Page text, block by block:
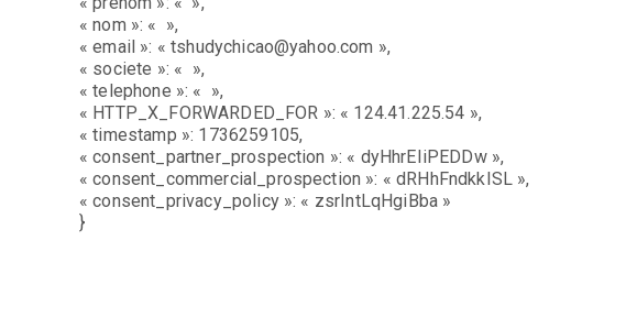
« nom »: « »,
« email »: « tshudychicao@yahoo.com »,
« societe »: « »,
« telephone »: « »,
« HTTP_X_FORWARDED_FOR »: « 124.41.225.54 »,
« timestamp »: 1736259105,
« consent_partner_prospection »: « dyHhrEIiPEDDw »,
« consent_commercial_prospection »: « dRHhFndkkISL »,
« consent_privacy_policy »: « zsrIntLqHgiBba »
}